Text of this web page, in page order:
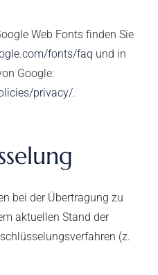
Web Fonts finden Sie
fonts/faq und in
Google:
privacy/.
bei der Übertragung zu
aktuellen Stand der
(z.